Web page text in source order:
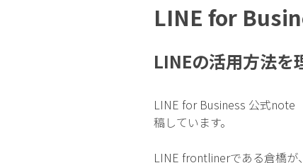
LINE for
LINEの活用方法を
LINE for Business 公式note
稿しています。
LINE frontlinerである倉橋が